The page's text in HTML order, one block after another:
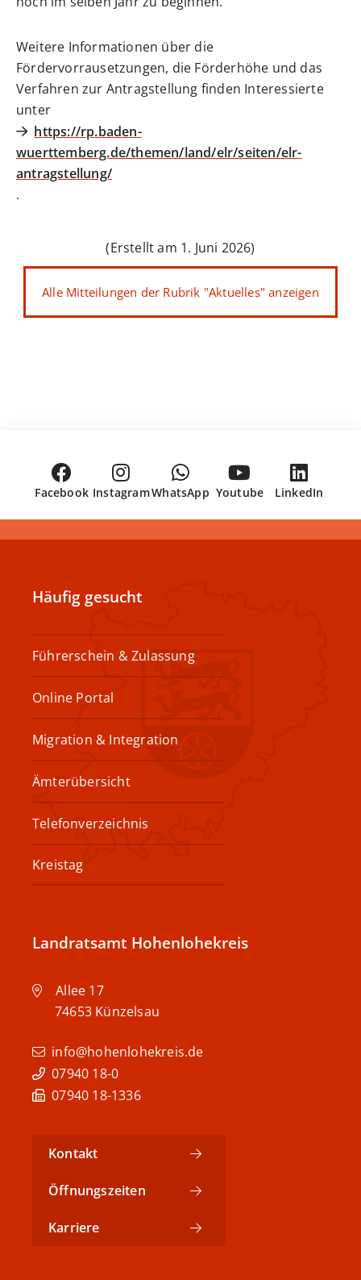
Weitere Informationen über die
Fördervorrausetzungen, die Förderhöhe und das
Verfahren zur Antragstellung finden Interessierte
unter
https://rp.baden-
wuerttemberg.de/themen/land/elr/seiten/elr-
antragstellung/
.
(Erstellt am 1. Juni 2026)
Alle Mitteilungen der Rubrik "Aktuelles" anzeigen
Facebook InstagramWhatsApp Youtube LinkedIn
Häufig gesucht
Führerschein & Zulassung
Online Portal
Migration & Integration
Ämterübersicht
Telefonverzeichnis
Kreistag
Landratsamt Hohenlohekreis
Allee 17
74653 Künzelsau
info@hohenlohekreis.de
07940 18-0
07940 18-1336
Kontakt
Öffnungszeiten
Karriere